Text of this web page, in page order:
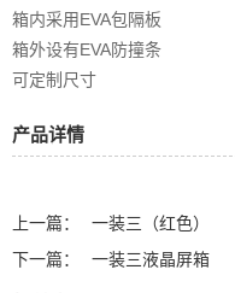
箱内采用EVA包隔板
箱外设有EVA防撞条
可定制尺寸
产品详情
上一篇：
一装三（红色）
下一篇：
一装三液晶屏箱